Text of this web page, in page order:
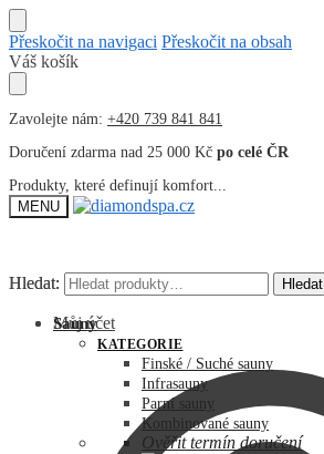
Přeskočit na navigaci Přeskočit na obsah
Váš košík
Zavolejte nám: +420 739 841 841
Doručení zdarma nad 25 000 Kč po celé ČR
Produkty, které definují komfort...
MENU
Hledat: Hledat
Můj účet
Hledat: Hledat
Sauny
KATEGORIE
Finské / Suché sauny
Infrasauny
Parní sauny
Kombinované sauny
Ověřit termín doručení